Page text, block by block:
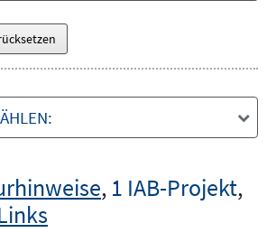
, 1 IAB-Projekt,